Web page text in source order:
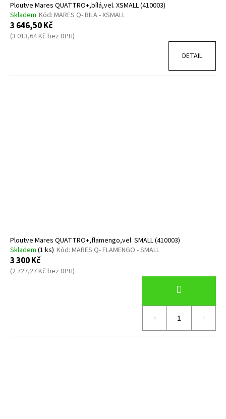
Ploutve Mares QUATTRO+,bílá,vel. XSMALL (410003)
Skladem Kód: MARES Q- BILA - XSMALL
3 646,50 Kč
(3 013,64 Kč bez DPH)
DETAIL
Ploutve Mares QUATTRO+,flamengo,vel. SMALL (410003)
Skladem (1 ks) Kód: MARES Q- FLAMENGO - SMALL
3 300 Kč
(2 727,27 Kč bez DPH)